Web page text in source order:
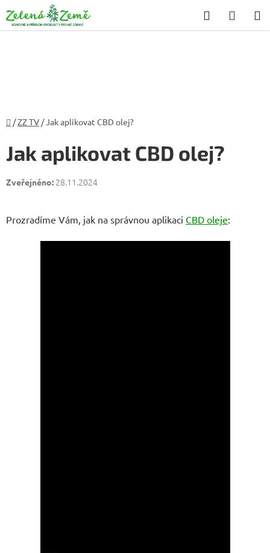
na
obsah
Hledat
KOŠÍK
Domů
/ZZ TV /Jak aplikovat CBD olej?
Jak aplikovat CBD olej?
28.11.2024
Prozradíme Vám, jak na správnou aplikaci CBD oleje: